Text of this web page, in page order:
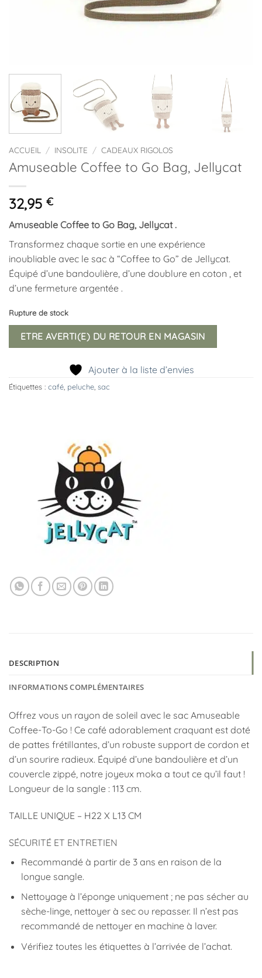
ACCUEIL / INSOLITE / CADEAUX RIGOLOS
Amuseable Coffee to Go Bag, Jellycat
32,95 €
Amuseable Coffee to Go Bag, Jellycat .
Transformez chaque sortie en une expérience
inoubliable avec le sac à “Coffee to Go” de Jellycat.
Équipé d’une bandoulière, d’une doublure en coton , et
d’une fermeture argentée .
Rupture de stock
ETRE AVERTI(E) DU RETOUR EN MAGASIN
Ajouter à la liste d’envies
Étiquettes : café peluche sac
DESCRIPTION
INFORMATIONS COMPLÉMENTAIRES
Offrez vous un rayon de soleil avec le sac Amuseable
Coffee-To-Go ! Ce café adorablement craquant est doté
de pattes frétillantes, d’un robuste support de cordon et
d’un sourire radieux. Équipé d’une bandoulière et d’un
couvercle zippé, notre joyeux moka a tout ce qu’il faut !
Longueur de la sangle : 113 cm.
TAILLE UNIQUE – H22 X L13 CM
SÉCURITÉ ET ENTRETIEN
Recommandé à partir de 3 ans en raison de la
longue sangle.
Nettoyage à l’éponge uniquement ; ne pas sécher au
sèche-linge, nettoyer à sec ou repasser. Il n’est pas
recommandé de nettoyer en machine à laver.
Vérifiez toutes les étiquettes à l’arrivée de l’achat.